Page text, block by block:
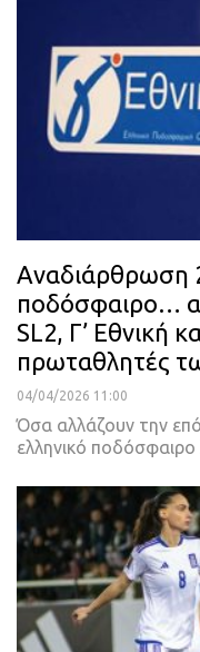
Αναδιάρθρωση
ποδόσφαιρο…
SL2, Γ’ Εθνική
πρωταθλητές
04/04/2026 11:00
Όσα αλλάζουν την
ελληνικό